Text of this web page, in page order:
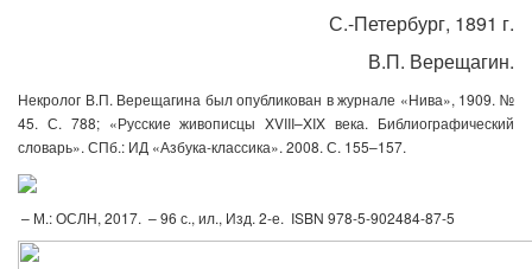
С.-Петербург, 1891 г.
В.П. Верещагин.
Некролог В.П. Верещагина был опубликован в журнале «Нива», 1909. №
45. С. 788; «Русские живописцы XVIII–XIX века. Библиографический
словарь». СПб.: ИД «Азбука-классика». 2008. С. 155–157.
– М.: ОСЛН, 2017. –96 с., ил., Изд. 2-е. ISBN 978-5-902484-87-5